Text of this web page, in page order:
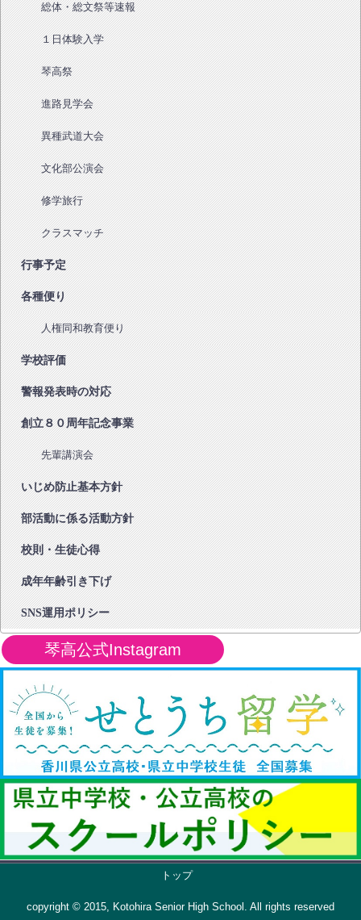
総体・総文祭等速報
１日体験入学
琴高祭
進路見学会
異種武道大会
文化部公演会
修学旅行
クラスマッチ
行事予定
各種便り
人権同和教育便り
学校評価
警報発表時の対応
創立８０周年記念事業
先輩講演会
いじめ防止基本方針
部活動に係る活動方針
校則・生徒心得
成年年齢引き下げ
SNS運用ポリシー
琴高公式Instagram
トップ
copyright © 2015, Kotohira Senior High School. All rights reserved